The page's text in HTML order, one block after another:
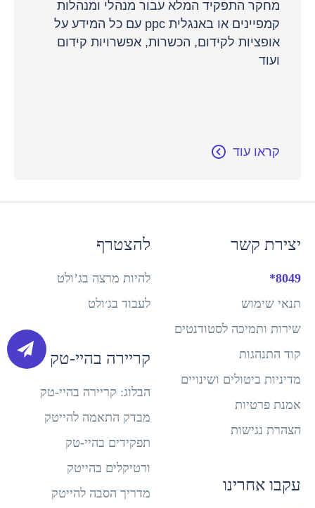
מחקר התפקיד המלא עבור מנהלי ומנהלות
קמפיינים או באנגלית ppc עם כל המידע על
אופציות לקידום, הכשרות, אפשרויות קידום
ועוד
קראו עוד
יצירת קשר
8049*
תנאי שימוש
שירות ותמיכה לסטודנטים
קוד התנהגות
מדיניות ביטולים ושינויים
אמנת פרטיות
הצהרת נגישות
עקבו אחרינו
להצטרף
להיות מרצה בג’ולט
לעבוד בג׳ולט
קריירה בהיי-טק
הבלוג: קריירה בהיי-טק
מבדק התאמה להייטק
תפקידים בהיי-טק
ורטיקלים בהייטק
מדריך הסבה להייטק